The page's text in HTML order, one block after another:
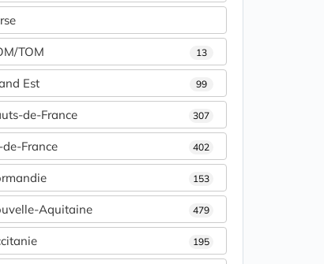
TOM 13
Est 99
de-France 307
France 402
153
Aquitaine 479
195